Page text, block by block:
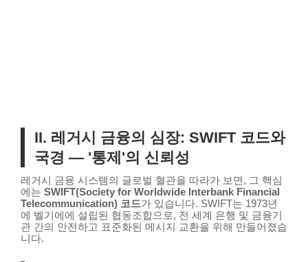
II. 레거시 금융의 심장: SWIFT 코드와
국경 — '통제'의 신뢰성
레거시 금융 시스템의 글로벌 혈관을 따라가 보면, 그 핵심
에는 SWIFT(Society for Worldwide Interbank Financial
Telecommunication) 코드가 있습니다. SWIFT는 1973년
에 벨기에에 설립된 협동조합으로, 전 세계 은행 및 금융기
관 간의 안전하고 표준화된 메시지 교환을 위해 만들어졌습
니다.